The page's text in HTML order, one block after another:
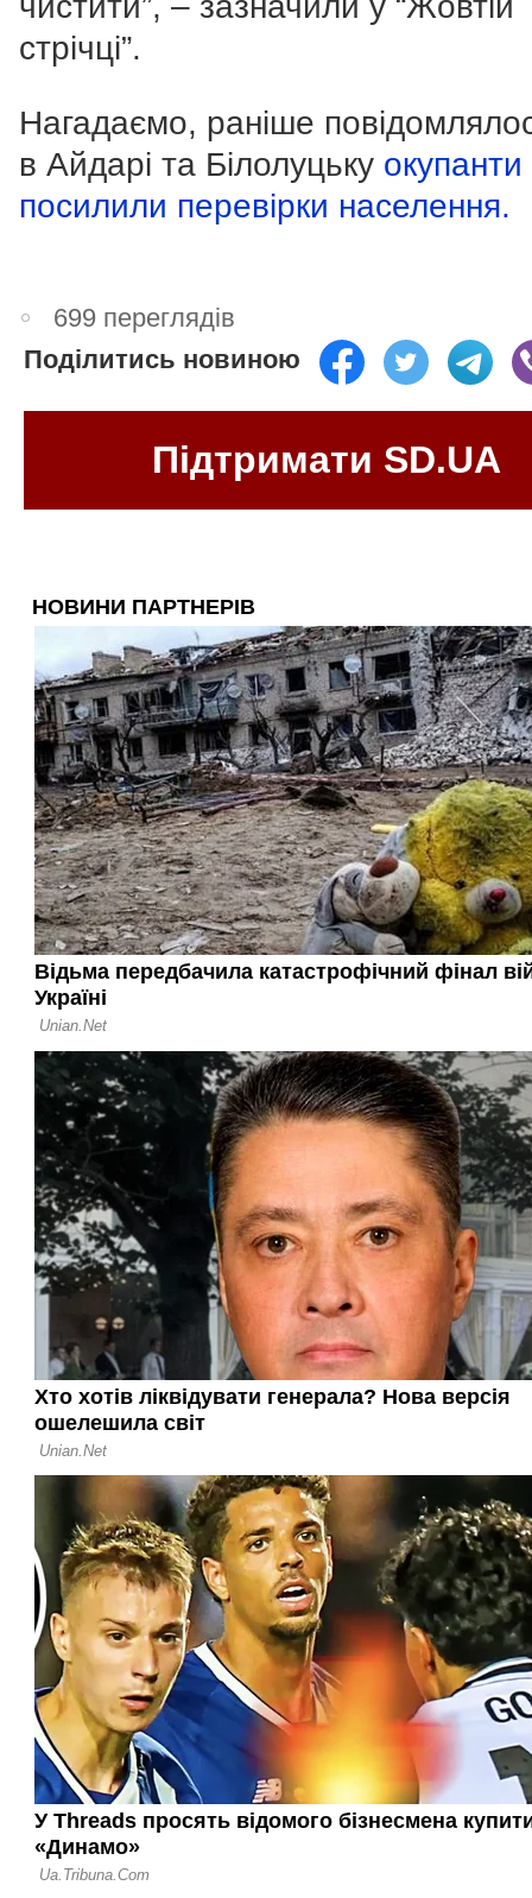
стрічці”.
Нагадаємо, раніше
в Айдарі та Білолуцьку окупанти
посилили перевірки населення.
699 переглядів
Поділитись новиною
Підтримати SD.UA